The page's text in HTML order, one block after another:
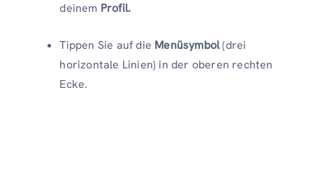
deinem Profil.
Tippen Sie auf die Menüsymbol(drei
horizontale Linien) in der oberen rechten
Ecke.